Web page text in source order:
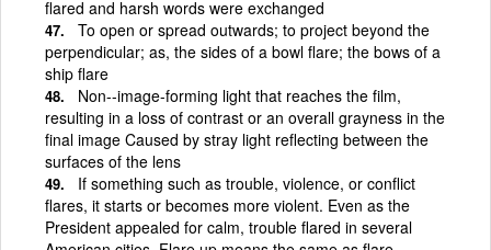
flared and harsh words were exchanged
To open or spread outwards; to project beyond the
perpendicular; as, the sides of a bowl flare; the bows of a
ship flare
Non--image-forming light that reaches the film,
resulting in a loss of contrast or an overall grayness in the
final image Caused by stray light reflecting between the
surfaces of the lens
If something such as trouble, violence, or conflict
flares, it starts or becomes more violent. Even as the
President appealed for calm, trouble flared in several